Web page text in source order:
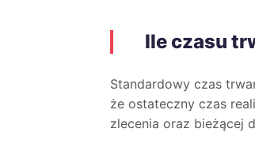
Ile czasu
Standardowy czas
że ostateczny czas
zlecenia oraz bieżącej